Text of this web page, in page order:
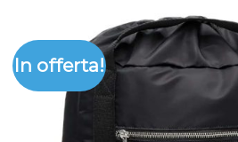
In offerta!